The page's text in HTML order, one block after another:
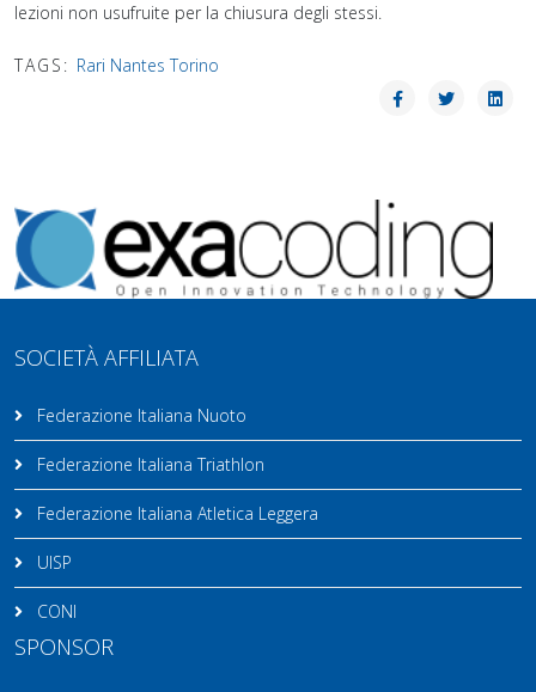
lezioni non usufruite per la chiusura degli stessi.
TAGS: Rari Nantes Torino
SOCIETÀ AFFILIATA
Federazione Italiana Nuoto
Federazione Italiana Triathlon
Federazione Italiana Atletica Leggera
UISP
CONI
SPONSOR